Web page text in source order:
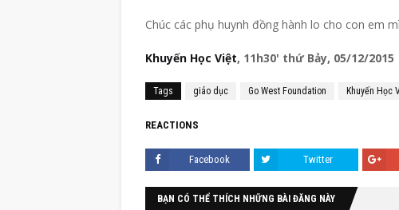
Chúc các phụ huynh đồng hành lo cho con em
Khuyến Học Việt, 11h30' thứ Bảy, 05/12/2015
Tags giáo dục Go West Foundation Khuyến Học
REACTIONS
Facebook Twitter
BẠN CÓ THỂ THÍCH NHỮNG BÀI ĐĂNG NÀY